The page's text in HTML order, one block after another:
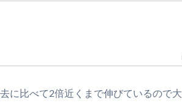
に比べて2倍近くまで伸びているので大